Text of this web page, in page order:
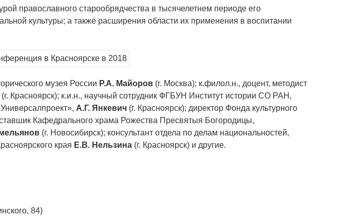
православного старообрядчества в тысячелетнем периоде его
культуры; а также расширения области их применения в воспитании
музея России Р.А. Майоров (г. Москва); к.филол.н., доцент, методист
(г. Красноярск); к.и.н., научный сотрудник ФГБУН Институт истории СО РАН,
А.Г. Янкевич (г. Красноярск); директор Фонда культурного
Кафедрального храма Рожества Пресвятыя Богородицы,
(г. Новосибирск); консультант отдела по делам национальностей,
края Е.В. Нельзина (г. Красноярск) и другие.
84)